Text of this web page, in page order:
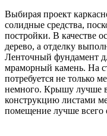
Выбирая проект
солидные средства,
постройки. В качестве
дерево, а отделку
Ленточный фундамент
мраморный камень. На
потребуется не только
немного. Крышу лучше
конструкцию листами
помещение лучше